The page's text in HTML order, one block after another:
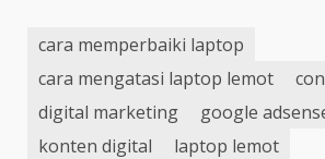
cara memperbaiki laptop
cara mengatasi laptop lemot
digital marketing
google
konten digital
laptop lemot